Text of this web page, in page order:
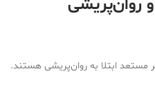
روان‌پریشی
مستعد ابتلا به روان‌پریشی هستند.